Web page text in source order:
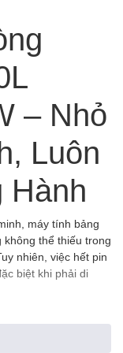
– Nhỏ
Luôn
Hành
máy tính bảng
thể thiếu trong
nhiên, việc hết pin
biệt khi phải di